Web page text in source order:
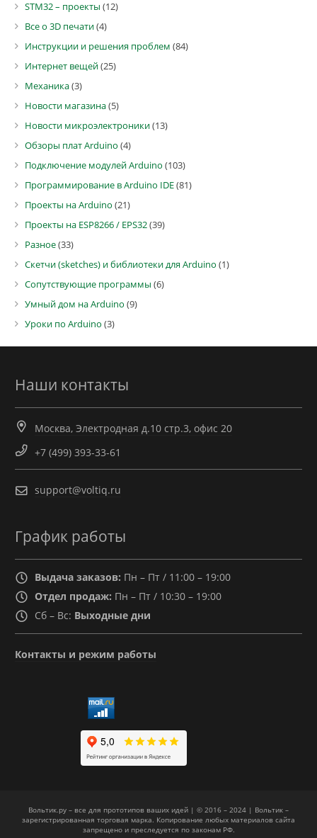
STM32 – проекты (12)
Все о 3D печати(4)
Инструкции и решения проблем (84)
Интернет вещей(25)
Механика(3)
Новости магазина(5)
Новости микроэлектроники(13)
Обзоры плат Arduino (4)
Подключение модулей Arduino (103)
Программирование в Arduino IDE(81)
Проекты на Arduino (21)
Проекты на ESP8266 / EPS32(39)
Разное(33)
Скетчи (sketches) и библиотеки для Arduino (1)
Сопутствующие программы (6)
Умный дом на Arduino (9)
Уроки по Arduino (3)
Наши контакты
Москва, Электродная д.10 стр.3, офис 20
+7 (499) 393-33-61
support@voltiq.ru
График работы
Выдача заказов: Пн – Пт / 11:00 – 19:00
Отдел продаж: Пн – Пт / 10:30 – 19:00
Сб – Вс: Выходные дни
Контакты и режим работы
Вольтик.ру – все для прототипов ваших идей | © 2016 – 2024 | Вольтик –
зарегистрированная торговая марка. Копирование любых материалов сайта
запрещено и преследуется по законам РФ.